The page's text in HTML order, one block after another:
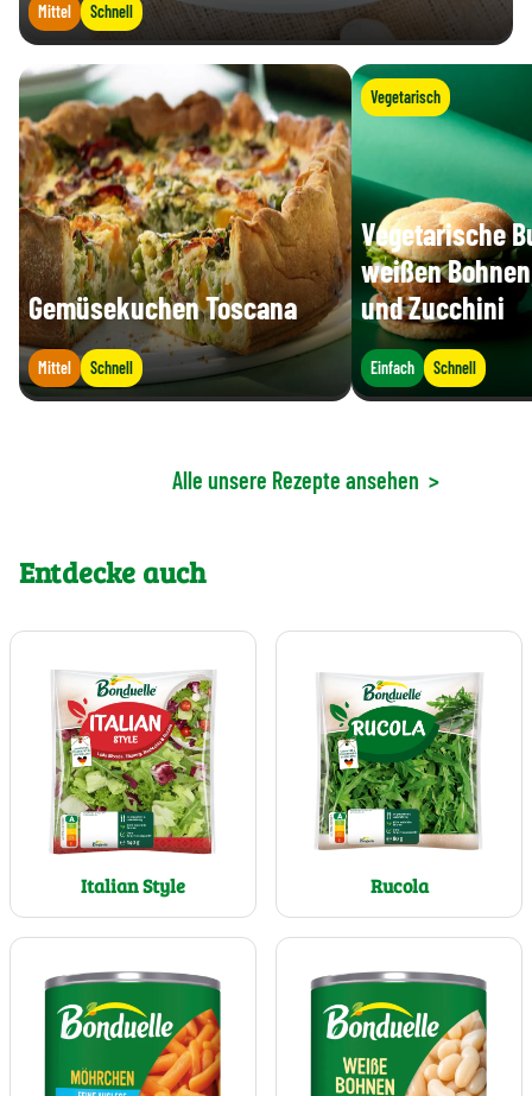
Mittel Schnell
Gemüsekuchen Toscana
Mittel Schnell
Vegetarisch
Vegetarische
weißen
und Zucchini
Einfach Schnell
Alle unsere Rezepte ansehen >
Entdecke auch
Italian Style Rucola